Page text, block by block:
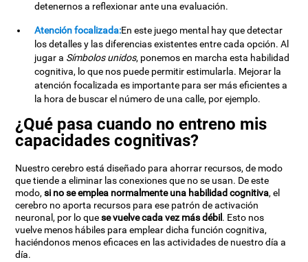
detenernos a reflexionar ante una evaluación.
Atención focalizada:En este juego mental hay que detectar
los detalles y las diferencias existentes entre cada opción. Al
jugar a Símbolos unidos, ponemos en marcha esta habilidad
cognitiva, lo que nos puede permitir estimularla. Mejorar la
atención focalizada es importante para ser más eficientes a
la hora de buscar el número de una calle, por ejemplo.
¿Qué pasa cuando no entreno mis
capacidades cognitivas?
Nuestro cerebro está diseñado para ahorrar recursos, de modo
que tiende a eliminar las conexiones que no se usan. De este
modo,si no se emplea normalmente una habilidad cognitiva, el
cerebro no aporta recursos para ese patrón de activación
neuronal, por lo quese vuelve cada vez más débil . Esto nos
vuelve menos hábiles para emplear dicha función cognitiva,
haciéndonos menos eficaces en las actividades de nuestro día a
día.